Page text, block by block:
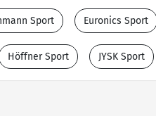
Sport Euronics Sport
Höffner Sport JYSK Sport